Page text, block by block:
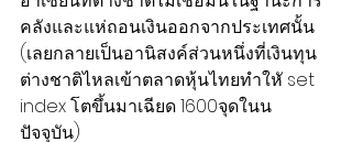
คลังและแห่ถอนเงินออกจากประเทศนั้น
(เลยกลายเป็นอานิสงค์ส่วนหนึ่งที่เงินทุน
ต่างชาติไหลเข้าตลาดหุ้นไทยทำใหั set
index โตขึ้นมาเฉียด 1600จุดในน
ปัจจุบัน)